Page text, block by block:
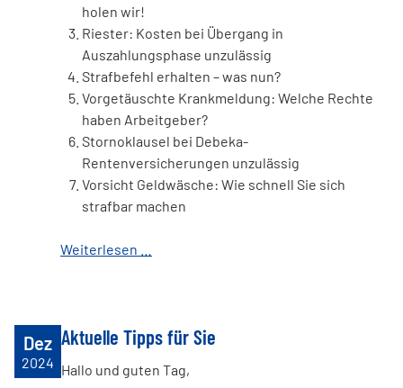
holen wir!
Riester: Kosten bei Übergang in
Auszahlungsphase unzulässig
Strafbefehl erhalten – was nun?
Vorgetäuschte Krankmeldung: Welche Rechte
haben Arbeitgeber?
Stornoklausel bei Debeka-
Rentenversicherungen unzulässig
Vorsicht Geldwäsche: Wie schnell Sie sich
strafbar machen
Weiterlesen …
Dez
2024
Aktuelle Tipps für Sie
Hallo und guten Tag,